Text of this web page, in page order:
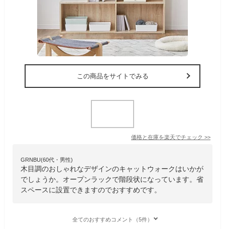
この商品をサイトでみる
価格と在庫を楽天でチェック >>
GRNBU(60代・男性)
木目調のおしゃれなデザインのキャットウォークはいかが
でしょうか。オープンラックで階段状になっています。省
スペースに設置できますのでおすすめです。
全てのおすすめコメント（5件）